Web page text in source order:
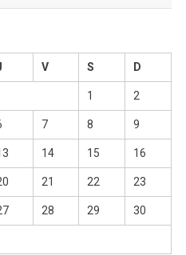
V S D
1 2
7 8 9
14 15 16
21 22 23
28 29 30